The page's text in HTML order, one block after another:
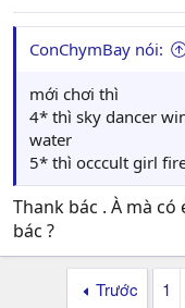
:
ConChymBay nói:
mới chơi thì
4* thì sky dancer
water
5* thì occcult girl
Thank bác . À mà
bác ?
Trước 1